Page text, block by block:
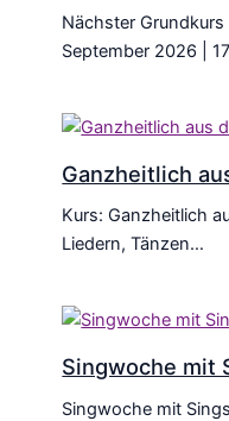
Nächster
September 2026 |
Ganzheitlich
Kurs: Ganzheitlich
Liedern, Tänzen…
Singwoche mit
Singwoche mit